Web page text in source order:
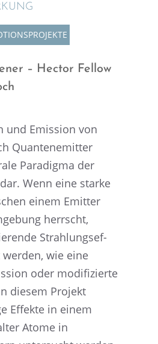
– Hector Fellow
und Emission von
Quanten­emit­ter
Paradigma der
Wenn eine starke
einem Emitter
herrscht,
Strah­lungs­ef­
wie eine
oder modifi­zierte
diesem Projekt
Effekte in einem
Atome in